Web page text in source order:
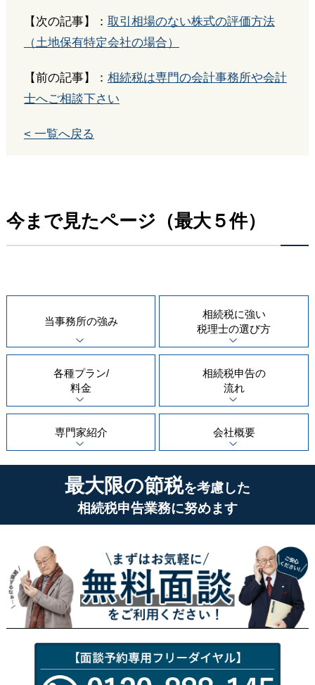
【次の記事】： 取引相場のない株式の評価方法
（土地保有特定会社の場合）
【前の記事】： 相続税は専門の会計事務所や会計
士へご相談下さい
< 一覧へ戻る
今まで見たページ（最大５件）
当事務所の強み
相続税に強い
税理士の選び方
各種プラン/
料金
相続税申告の
流れ
専門家紹介 会社概要
最大限の節税を考慮した
相続税申告業務に努めます